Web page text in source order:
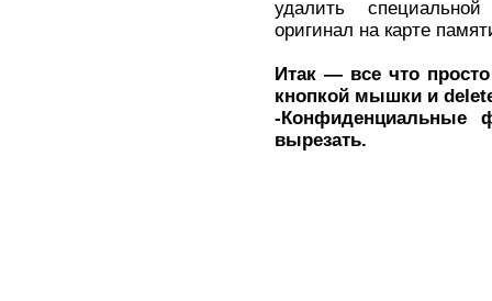
удалить
оригинал на карте
Итак — все что
кнопкой мышки и
-Конфиденциальные
вырезать.